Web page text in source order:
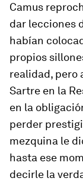
Camus
dar lecciones
habían
propios
realidad, pero
Sartre en la
en la
perder
mezquina le
hasta ese
decirle la